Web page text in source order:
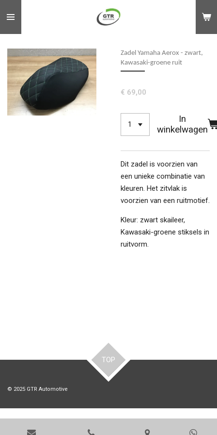
direct
naar
de
hoofdinhoud
Zadel Yamaha Aerox - zwart,
Kawasaki-groene ruit
€ 69,00
In
winkelwagen
Dit zadel is voorzien van
een unieke combinatie van
kleuren. Het zitvlak is
voorzien van een ruitmotief.
Kleur: zwart skaileer,
Kawasaki-groene stiksels in
ruitvorm.
TOP
© 2025 GTR Automotive